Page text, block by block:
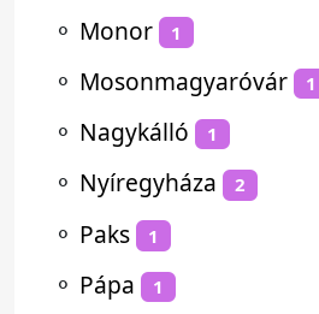
⚬ Monor 1
⚬ Mosonmagyaróvár 1
⚬ Nagykálló 1
⚬ Nyíregyháza 2
⚬ Paks 1
⚬ Pápa 1